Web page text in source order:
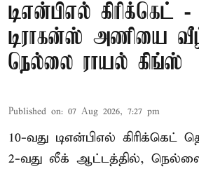
டிஎன்பிஎல் கிரிக்கெட்
டிராகன்ஸ் அணியை
நெல்லை ராயல் கிங்ஸ்
Published on: 07 Aug 2026, 7:27 pm
10-வது டிஎன்பிஎல்
2-வது லீக் ஆட்டத்தில்,